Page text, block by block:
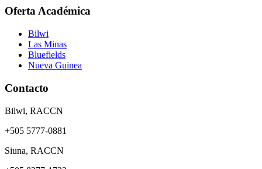
Oferta Académica
Bilwi
Las Minas
Bluefields
Nueva Guinea
Contacto
Bilwi, RACCN
+505 5777-0881
Siuna, RACCN